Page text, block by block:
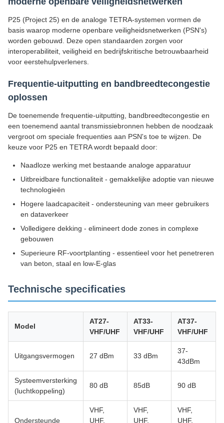
P25 (Project 25) en de analoge TETRA-systemen vormen de
basis waarop moderne openbare veiligheidsnetwerken (PSN's)
worden gebouwd. Deze open standaarden zorgen voor
interoperabiliteit, veiligheid en bedrijfskritische betrouwbaarheid
voor eerstehulpverleners.
Frequentie-uitputting en bandbreedtecongestie
oplossen
De toenemende frequentie-uitputting, bandbreedtecongestie en
een toenemend aantal transmissiebronnen hebben de noodzaak
vergroot om speciale frequenties aan PSN's toe te wijzen. De
keuze voor P25 en TETRA wordt bepaald door:
Naadloze werking met bestaande analoge apparatuur
Uitbreidbare functionaliteit - gemakkelijke adoptie van nieuwe
technologieën
Hogere laadcapaciteit - ondersteuning van meer gebruikers
en dataverkeer
Volledigere dekking - elimineert dode zones in complexe
gebouwen
Superieure RF-voortplanting - essentieel voor het penetreren
van beton, staal en low-E-glas
Technische specificaties
Model
AT27-
VHF/UHF
AT33-
VHF/UHF
AT37-
VHF/UHF
Uitgangsvermogen 27 dBm 33 dBm
37-
43dBm
Systeemversterking
(luchtkoppeling)
80 dB 85dB 90 dB
Ondersteunde
VHF,
UHF,
VHF,
UHF,
VHF,
UHF,